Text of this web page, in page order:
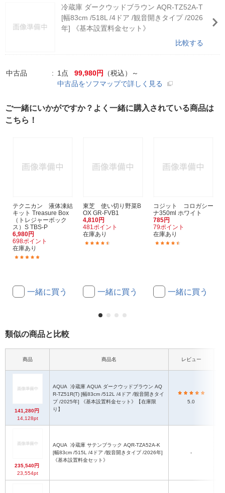
冷蔵庫 ダークウッドブラウン AQR-TZ52A-T
[幅83cm /518L /4ドア /観音開きタイプ /2026
年] 《基本設置料金セット》
比較する
中古品 1点 99,980円
（税込）～
中古品をソフマップで詳しく見る
ご一緒にいかがですか？よく一緒に購入されている商品は
こちら！
テクニカン 液体凍結
キット Treasure Box
（トレジャーボック
ス）S TBS-P
6,980円
698ポイント
在庫あり
一緒に買う
東芝 使い切り野菜B
OX GR-FVB1
4,810円
481ポイント
在庫あり
一緒に買う
コジット コロガシー
ナ350ml ホワイト
785円
79ポイント
在庫あり
一緒に買う
類似の商品と比較
商品 商品名 レビュー
141,280円
14,128pt
AQUA
R-TZ51R(T) [幅83cm /512L /4ドア /観音開きタイ
プ /2025年] 《基本設置料金セット》【在庫限
り】
5.0
235,540円
23,554pt
AQUA
[幅83cm /515L /4ドア /観音開きタイプ /2026年]
《基本設置料金セット》
-